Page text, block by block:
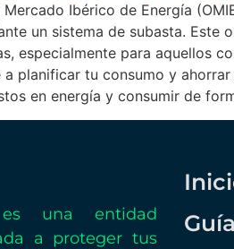
Mercado Ibérico de Energía
un sistema de subasta.
especialmente para aquellos
planificar tu consumo y
en energía y consumir de
una entidad
a proteger tus